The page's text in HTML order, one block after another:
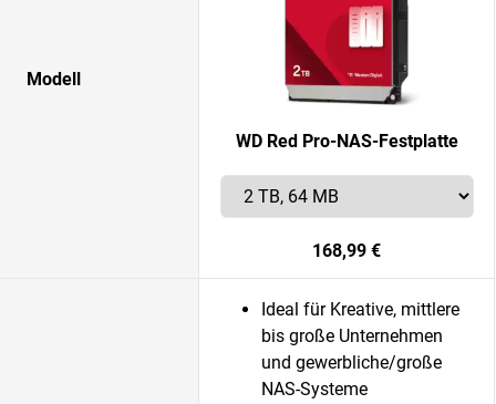
Modell
WD Red Pro-NAS-Festplatte
168,99 €
Ideal für Kreative, mittlere
bis große Unternehmen
und gewerbliche/große
NAS-Systeme